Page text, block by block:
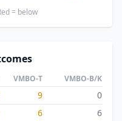
= below
VMBO-T VMBO-B/K
9
0
6
6